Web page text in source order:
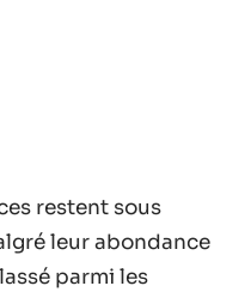
restent sous
leur abondance
parmi les